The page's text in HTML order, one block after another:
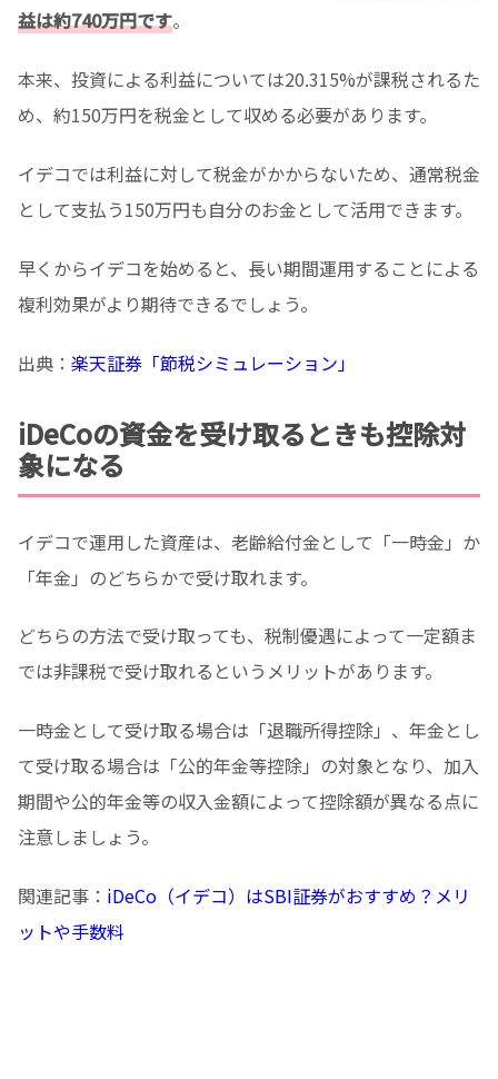
益は約740万円です。
本来、投資による利益については20.315%が課税されるた
め、約150万円を税金として収める必要があります。
イデコでは利益に対して税金がかからないため、通常税金
として支払う150万円も自分のお金として活用できます。
早くからイデコを始めると、長い期間運用することによる
複利効果がより期待できるでしょう。
出典： 楽天証券「節税シミュレーション」
iDeCoの資金を受け取るときも控除対
象になる
イデコで運用した資産は、老齢給付金として「一時金」か
「年金」のどちらかで受け取れます。
どちらの方法で受け取っても、税制優遇によって一定額ま
では非課税で受け取れるというメリットがあります。
一時金として受け取る場合は「退職所得控除」、年金とし
て受け取る場合は「公的年金等控除」の対象となり、加入
期間や公的年金等の収入金額によって控除額が異なる点に
注意しましょう。
関連記事： iDeCo（イデコ）はSBI証券がおすすめ？メリ
ットや手数料